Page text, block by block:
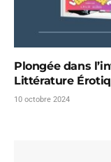
Plongée dans
Littérature
10 octobre 2024